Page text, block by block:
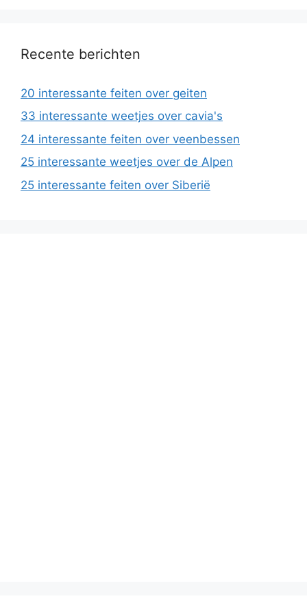
Recente berichten
20 interessante feiten over geiten
33 interessante weetjes over cavia's
24 interessante feiten over veenbessen
25 interessante weetjes over de Alpen
25 interessante feiten over Siberië